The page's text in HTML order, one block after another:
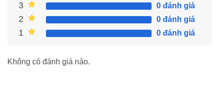
3 0 đánh giá
2 0 đánh giá
1 0 đánh giá
Không có đánh giá nào.